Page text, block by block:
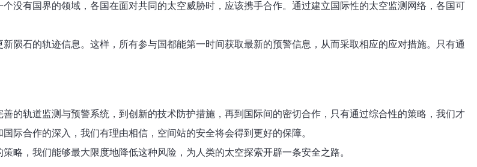
没有国界的领域，各国在面对共同的太空威胁时，应该携手合作。通过建立国际性的太空监测网络，各国可
陨石的轨迹信息。这样，所有参与国都能第一时间获取最新的预警信息，从而采取相应的应对措施。只有通
的轨道监测与预警系统，到创新的技术防护措施，再到国际间的密切合作，只有通过综合性的策略，我们才
际合作的深入，我们有理由相信，空间站的安全将会得到更好的保障。
略，我们能够最大限度地降低这种风险，为人类的太空探索开辟一条安全之路。